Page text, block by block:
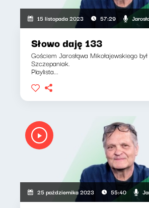
15 listopada 2023 57:29
Słowo daję 133
Gościem Jarosłąwa Mikołajewskiego
Szczepaniak.
Playlista...
25 października 2023 55:40